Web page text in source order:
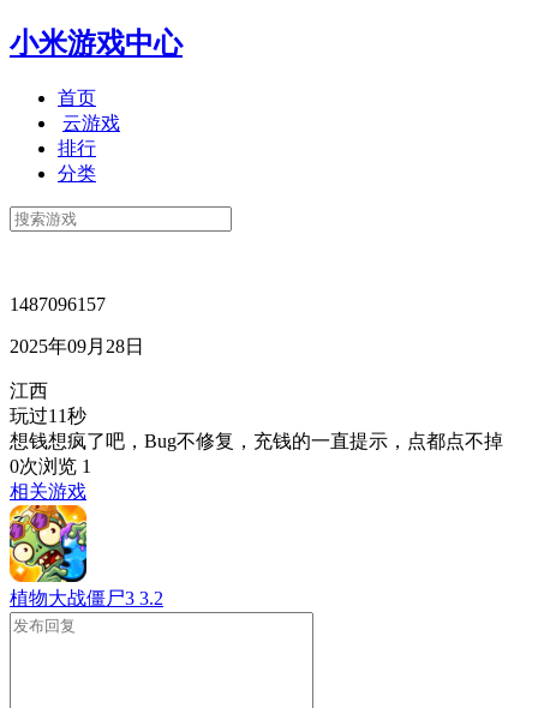
小米游戏中心
首页
云游戏
排行
分类
1487096157
2025年09月28日
江西
玩过11秒
想钱想疯了吧，Bug不修复，充钱的一直提示，点都点不掉
0次浏览 1
相关游戏
植物大战僵尸3 3.2